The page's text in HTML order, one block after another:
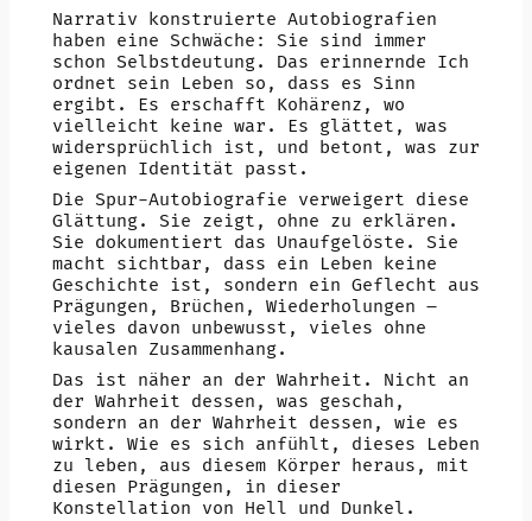
Narrativ konstruierte Autobiografien
haben eine Schwäche: Sie sind immer
schon Selbstdeutung. Das erinnernde Ich
ordnet sein Leben so, dass es Sinn
ergibt. Es erschafft Kohärenz, wo
vielleicht keine war. Es glättet, was
widersprüchlich ist, und betont, was zur
eigenen Identität passt.
Die Spur-Autobiografie verweigert diese
Glättung. Sie zeigt, ohne zu erklären.
Sie dokumentiert das Unaufgelöste. Sie
macht sichtbar, dass ein Leben keine
Geschichte ist, sondern ein Geflecht aus
Prägungen, Brüchen, Wiederholungen –
vieles davon unbewusst, vieles ohne
kausalen Zusammenhang.
Das ist näher an der Wahrheit. Nicht an
der Wahrheit dessen, was geschah,
sondern an der Wahrheit dessen, wie es
wirkt. Wie es sich anfühlt, dieses Leben
zu leben, aus diesem Körper heraus, mit
diesen Prägungen, in dieser
Konstellation von Hell und Dunkel.